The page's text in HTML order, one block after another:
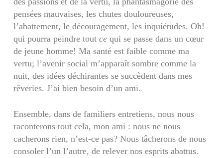
pensées mauvaises, les chutes douloureuses,
l’abattement, le décou­ragement, les inquiétudes. Oh!
qui pourra peindre tout ce qui se passe dans un cœur
de jeune homme! Ma santé est faible comme ma
vertu; l’avenir social m’apparaît sombre comme la
nuit, des idées déchirantes se succèdent dans mes
rêveries. J’ai bien besoin d’un ami.
Ensemble, dans de familiers entretiens, nous nous
raconterons tout cela, mon ami : nous ne nous
cacherons rien, n’est-ce pas? Nous tâcherons de nous
consoler l’un l’autre, de relever nos esprits abattus.